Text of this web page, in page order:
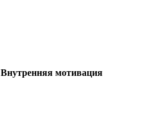
Внутренняя мотивация